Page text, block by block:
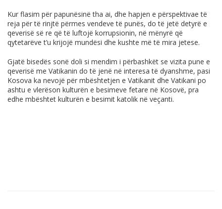
Kur flasim për papunësinë tha ai, dhe hapjen e përspektivae të
reja për të rinjtë përmes vendeve të punës, do të jetë detyrë e
qeverisë së re që të luftojë korrupsionin, në mënyrë që
qytetarëve t’u krijojë mundësi dhe kushte më të mira jetese.
Gjatë bisedës sonë doli si mendim i përbashkët se vizita pune e
qeverisë me Vatikanin do të jenë në interesa të dyanshme, pasi
Kosova ka nevojë për mbështetjen e Vatikanit dhe Vatikani po
ashtu e vlerëson kulturën e besimeve fetare në Kosovë, pra
edhe mbështet kulturën e besimit katolik në veçanti.